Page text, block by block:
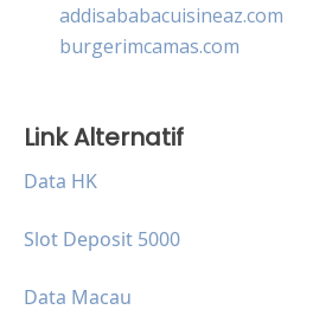
addisababacuisineaz.com
burgerimcamas.com
Link Alternatif
Data HK
Slot Deposit 5000
Data Macau